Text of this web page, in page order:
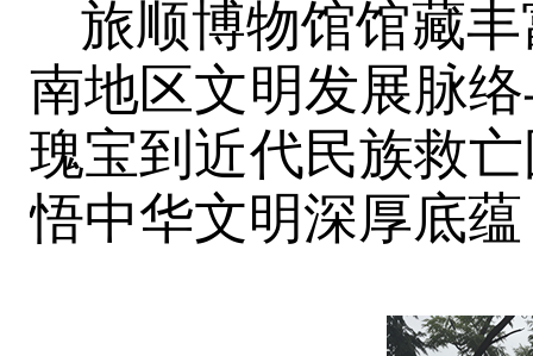
旅顺博物馆馆藏
南地区文明发展脉
瑰宝到近代民族救
悟中华文明深厚底